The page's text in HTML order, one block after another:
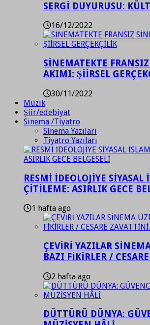
SERGİ DUYURUSU:
16/12/2022
SİNEMATEKTE
AKIMI: ŞİİRSEL
30/11/2022
Müzik
Şiir/edebiyat
Sinema /Tiyatro
Sinema Yazıları
Tiyatro Yazıları
RESMİ İDEOLOJİYE SİYASAL
ÇİTİLEME: ASIRLIK GECE
1 hafta ago
ÇEVİRİ YAZILAR
BAZI FİKİRLER /
2 hafta ago
DÜTTÜRÜ DÜNYA: